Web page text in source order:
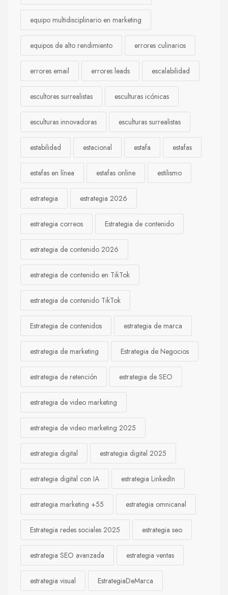
equipo multidisciplinario en marketing
equipos de alto rendimiento errores culinarios
errores email errores leads escalabilidad
escultores surrealistas esculturas icónicas
esculturas innovadoras esculturas surrealistas
estabilidad estacional estafa estafas
estafas en línea estafas online estilismo
estrategia estrategia 2026
estrategia correos Estrategia de contenido
estrategia de contenido 2026
estrategia de contenido en TikTok
estrategia de contenido TikTok
Estrategia de contenidos estrategia de marca
estrategia de marketing Estrategia de Negocios
estrategia de retención estrategia de SEO
estrategia de video marketing
estrategia de video marketing 2025
estrategia digital estrategia digital 2025
estrategia digital con IA estrategia LinkedIn
estrategia marketing +55 estrategia omnicanal
Estrategia redes sociales 2025 estrategia seo
estrategia SEO avanzada estrategia ventas
estrategia visual EstrategiaDeMarca